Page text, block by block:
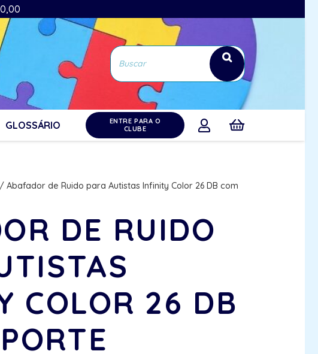
GLOSSÁRIO
ENTRE PARA O
CLUBE
/ Abafador de Ruido para Autistas Infinity Color 26 DB com
DE RUIDO
COLOR 26 DB